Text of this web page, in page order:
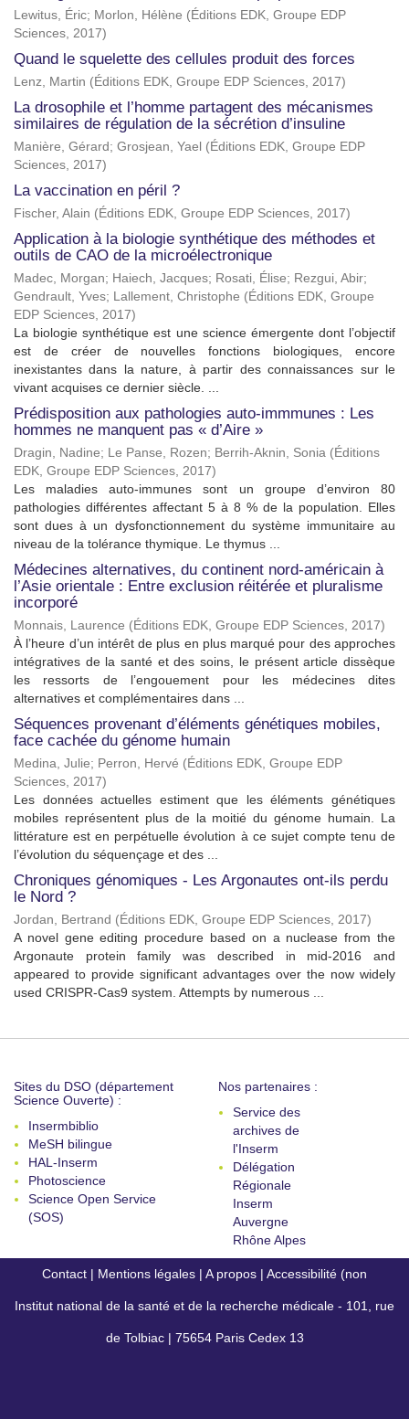
Lewitus, Éric; Morlon, Hélène (Éditions EDK, Groupe EDP
Sciences, 2017)
Quand le squelette des cellules produit des forces
Lenz, Martin (Éditions EDK, Groupe EDP Sciences, 2017)
La drosophile et l’homme partagent des mécanismes
similaires de régulation de la sécrétion d’insuline
Manière, Gérard ; Grosjean, Yael (Éditions EDK, Groupe EDP
Sciences, 2017)
La vaccination en péril ?
Fischer, Alain (Éditions EDK, Groupe EDP Sciences, 2017)
Application à la biologie synthétique des méthodes et
outils de CAO de la microélectronique
Madec, Morgan; Haiech, Jacques; Rosati, Élise; Rezgui, Abir;
Gendrault, Yves; Lallement, Christophe (Éditions EDK, Groupe
EDP Sciences, 2017)
La biologie synthétique est une science émergente dont l’objectif
est de créer de nouvelles fonctions biologiques, encore
inexistantes dans la nature, à partir des connaissances sur le
vivant acquises ce dernier siècle. ...
Prédisposition aux pathologies auto-immmunes : Les
hommes ne manquent pas « d’Aire »
Dragin, Nadine; Le Panse, Rozen; Berrih-Aknin, Sonia (Éditions
EDK, Groupe EDP Sciences, 2017)
Les maladies auto-immunes sont un groupe d’environ 80
pathologies différentes affectant 5 à 8 % de la population. Elles
sont dues à un dysfonctionnement du système immunitaire au
niveau de la tolérance thymique. Le thymus ...
Médecines alternatives, du continent nord-américain à
l’Asie orientale : Entre exclusion réitérée et pluralisme
incorporé
Monnais, Laurence (Éditions EDK, Groupe EDP Sciences, 2017)
À l’heure d’un intérêt de plus en plus marqué pour des approches
intégratives de la santé et des soins, le présent article dissèque
les ressorts de l’engouement pour les médecines dites
alternatives et complémentaires dans ...
Séquences provenant d’éléments génétiques mobiles,
face cachée du génome humain
Medina, Julie; Perron, Hervé (Éditions EDK, Groupe EDP
Sciences, 2017)
Les données actuelles estiment que les éléments génétiques
mobiles représentent plus de la moitié du génome humain. La
littérature est en perpétuelle évolution à ce sujet compte tenu de
l’évolution du séquençage et des ...
Chroniques génomiques - Les Argonautes ont-ils perdu
le Nord ?
Jordan, Bertrand (Éditions EDK, Groupe EDP Sciences, 2017)
A novel gene editing procedure based on a nuclease from the
Argonaute protein family was described in mid-2016 and
appeared to provide significant advantages over the now widely
used CRISPR-Cas9 system. Attempts by numerous ...
Sites du DSO (département
Science Ouverte) :
Insermbiblio
MeSH bilingue
HAL-Inserm
Photoscience
Science Open Service
(SOS)
Nos partenaires :
Service des
archives de
l'Inserm
Délégation
Régionale
Inserm
Auvergne
Rhône Alpes
Contact | Mentions légales | A propos | Accessibilité (non
conforme)
Institut national de la santé et de la recherche médicale - 101, rue
de Tolbiac | 75654 Paris Cedex 13